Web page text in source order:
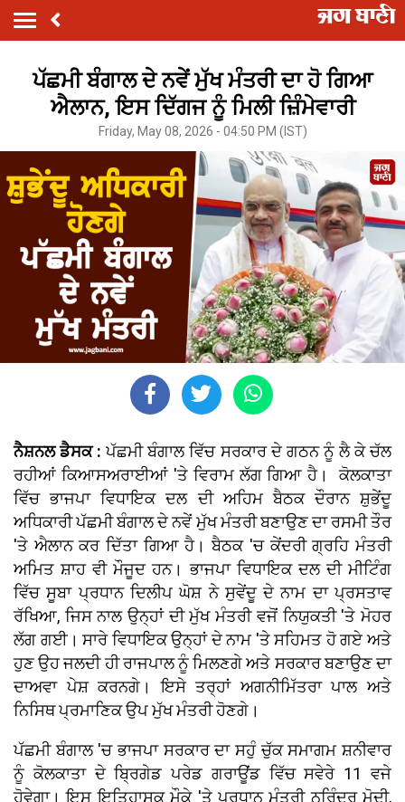
ਪੱਛਮੀ ਬੰਗਾਲ ਦੇ ਨਵੇਂ ਮੁੱਖ ਮੰਤਰੀ ਦਾ ਹੋ ਗਿਆ
ਐਲਾਨ, ਇਸ ਦਿੱਗਜ ਨੂੰ ਮਿਲੀ ਜ਼ਿੰਮੇਵਾਰੀ
Friday, May 08, 2026 - 04:50 PM (IST)
ਨੈਸ਼ਨਲ ਡੈਸਕ :ਪੱਛਮੀ ਬੰਗਾਲ ਵਿੱਚ ਸਰਕਾਰ ਦੇ ਗਠਨ ਨੂੰ ਲੈ ਕੇ ਚੱਲ
ਰਹੀਆਂ ਕਿਆਸਅਰਾਈਆਂ 'ਤੇ ਵਿਰਾਮ ਲੱਗ ਗਿਆ ਹੈ। ਕੋਲਕਾਤਾ
ਵਿੱਚ ਭਾਜਪਾ ਵਿਧਾਇਕ ਦਲ ਦੀ ਅਹਿਮ ਬੈਠਕ ਦੌਰਾਨ ਸ਼ੁਭੇਂਦੂ
ਅਧਿਕਾਰੀ ਪੱਛਮੀ ਬੰਗਾਲ ਦੇ ਨਵੇਂ ਮੁੱਖ ਮੰਤਰੀ ਬਣਾਉਣ ਦਾ ਰਸਮੀ ਤੌਰ
'ਤੇ ਐਲਾਨ ਕਰ ਦਿੱਤਾ ਗਿਆ ਹੈ। ਬੈਠਕ 'ਚ ਕੇਂਦਰੀ ਗ੍ਰਹਿ ਮੰਤਰੀ
ਅਮਿਤ ਸ਼ਾਹ ਵੀ ਮੌਜੂਦ ਹਨ। ਭਾਜਪਾ ਵਿਧਾਇਕ ਦਲ ਦੀ ਮੀਟਿੰਗ
ਵਿੱਚ ਸੂਬਾ ਪ੍ਰਧਾਨ ਦਿਲੀਪ ਘੋਸ਼ ਨੇ ਸੁਵੇਂਦੂ ਦੇ ਨਾਮ ਦਾ ਪ੍ਰਸਤਾਵ
ਰੱਖਿਆ, ਜਿਸ ਨਾਲ ਉਨ੍ਹਾਂ ਦੀ ਮੁੱਖ ਮੰਤਰੀ ਵਜੋਂ ਨਿਯੁਕਤੀ 'ਤੇ ਮੋਹਰ
ਲੱਗ ਗਈ। ਸਾਰੇ ਵਿਧਾਇਕ ਉਨ੍ਹਾਂ ਦੇ ਨਾਮ 'ਤੇ ਸਹਿਮਤ ਹੋ ਗਏ ਅਤੇ
ਹੁਣ ਉਹ ਜਲਦੀ ਹੀ ਰਾਜਪਾਲ ਨੂੰ ਮਿਲਣਗੇ ਅਤੇ ਸਰਕਾਰ ਬਣਾਉਣ ਦਾ
ਦਾਅਵਾ ਪੇਸ਼ ਕਰਨਗੇ। ਇਸੇ ਤਰ੍ਹਾਂ ਅਗਨੀਮਿੱਤਰਾ ਪਾਲ ਅਤੇ
ਨਿਸਿਥ ਪ੍ਰਮਾਣਿਕ ​​ਉਪ ਮੁੱਖ ਮੰਤਰੀ ਹੋਣਗੇ।
ਪੱਛਮੀ ਬੰਗਾਲ 'ਚ ਭਾਜਪਾ ਸਰਕਾਰ ਦਾ ਸਹੁੰ ਚੁੱਕ ਸਮਾਗਮ ਸ਼ਨੀਵਾਰ
ਨੂੰ ਕੋਲਕਾਤਾ ਦੇ ਬ੍ਰਿਗੇਡ ਪਰੇਡ ਗਰਾਊਂਡ ਵਿੱਚ ਸਵੇਰੇ 11 ਵਜੇ
ਹੋਵੇਗਾ। ਇਸ ਇਤਿਹਾਸਕ ਮੌਕੇ 'ਤੇ ਪ੍ਰਧਾਨ ਮੰਤਰੀ ਨਰਿੰਦਰ ਮੋਦੀ,